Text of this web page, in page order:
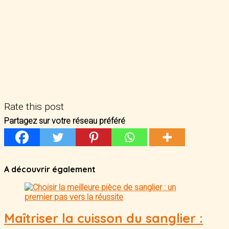
Rate this post
Partagez sur votre réseau préféré
A découvrir également
Maîtriser la cuisson du sanglier :